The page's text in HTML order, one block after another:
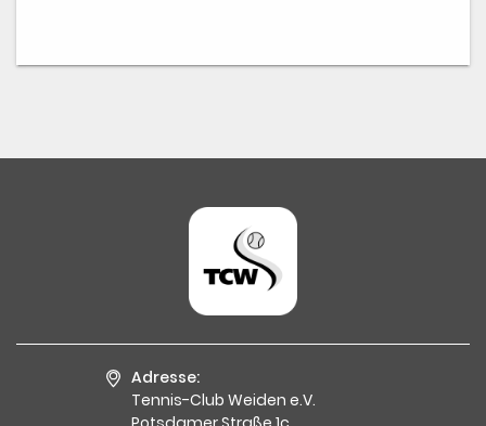
Adresse:
Tennis-Club Weiden e.V.